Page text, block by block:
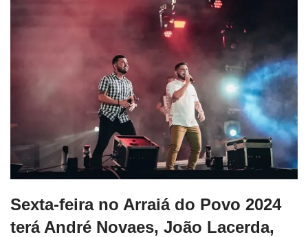
Sexta-feira no Arraiá do Povo 2024
terá André Novaes, João Lacerda,